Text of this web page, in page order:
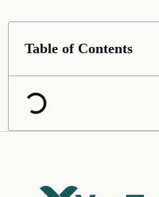
Table of Contents